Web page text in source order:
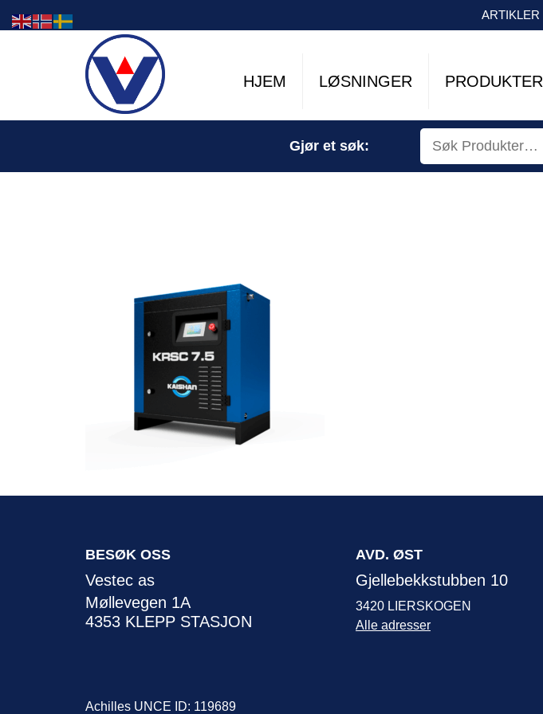
ARTIKLER
HJEM LØSNINGER PRODUKTER
Gjør et søk:
BESØK OSS
Vestec as
Møllevegen 1A
4353 KLEPP STASJON
AVD. ØST
Gjellebekkstubben 10
3420 LIERSKOGEN
Alle adresser
Achilles UNCE ID: 119689